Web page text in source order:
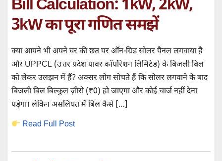
Bill Calculation: 1kW, 2kW,
3kW का पूरा गणित समझें
क्या आपने भी अपने घर की छत पर ऑन-ग्रिड सोलर पैनल लगवाया है
और UPPCL (उत्तर प्रदेश पावर कॉर्पोरेशन लिमिटेड) के बिजली बिल
को लेकर उलझन में हैं? अक्सर लोग सोचते हैं कि सोलर लगवाने के बाद
बिजली बिल बिल्कुल ज़ीरो (₹0) हो जाएगा और कोई चार्ज नहीं देना
पड़ेगा। लेकिन असलियत में बिल कैसे […]
Read Full Post